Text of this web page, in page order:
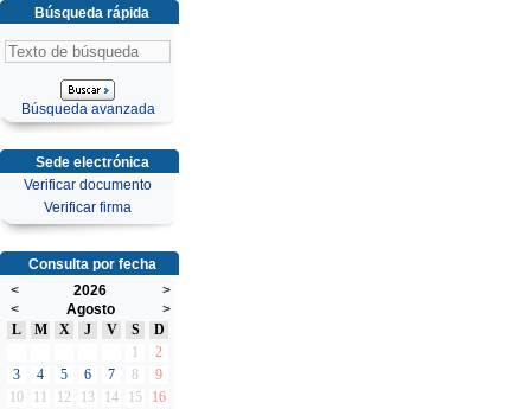
Búsqueda rápida
Búsqueda avanzada
Sede electrónica
Verificar documento
Verificar firma
Consulta por fecha
<
2026
>
<
Agosto
>
L
M X J V S
D
1
2
3
4 5 6 7 8
9
10
11 12 13 14 15
16